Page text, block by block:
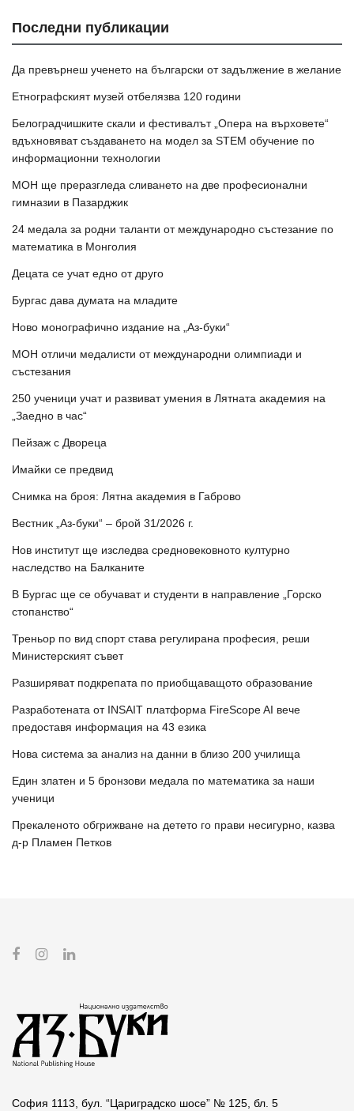
Последни публикации
Да превърнеш ученето на български от задължение в желание
Етнографският музей отбелязва 120 години
Белоградчишките скали и фестивалът „Опера на върховете“
вдъхновяват създаването на модел за STEM обучение по
информационни технологии
МОН ще преразгледа сливането на две професионални
гимназии в Пазарджик
24 медала за родни таланти от международно състезание по
математика в Монголия
Децата се учат едно от друго
Бургас дава думата на младите
Ново монографично издание на „Аз-буки“
МОН отличи медалисти от международни олимпиади и
състезания
250 ученици учат и развиват умения в Лятната академия на
„Заедно в час“
Пейзаж с Двореца
Имайки се предвид
Снимка на броя: Лятна академия в Габрово
Вестник „Аз-буки“ – брой 31/2026 г.
Нов институт ще изследва средновековното културно
наследство на Балканите
В Бургас ще се обучават и студенти в направление „Горско
стопанство“
Треньор по вид спорт става регулирана професия, реши
Министерският съвет
Разширяват подкрепата по приобщаващото образование
Разработената от INSAIT платформа FireScope AI вече
предоставя информация на 43 езика
Нова система за анализ на данни в близо 200 училища
Един златен и 5 бронзови медала по математика за наши
ученици
Прекаленото обгрижване на детето го прави несигурно, казва
д-р Пламен Петков
София 1113, бул. “Цариградско шосе” № 125, бл. 5